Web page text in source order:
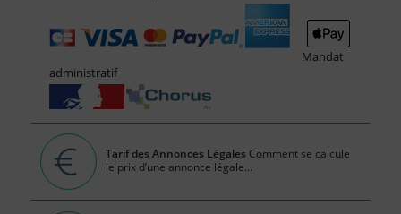
Mandat
administratif
Tarif des Annonces Légales Comment se calcule
le prix d’une annonce légale...